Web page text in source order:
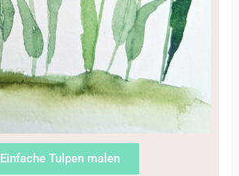
Einfache Tulpen malen